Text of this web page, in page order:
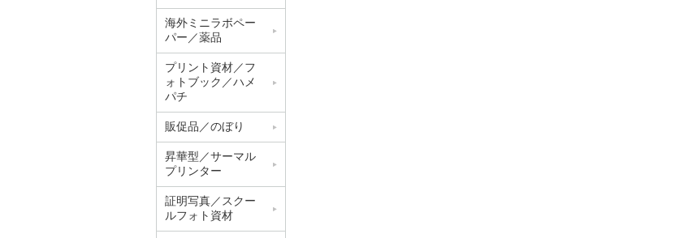
海外ミニラボペー
パー／薬品
プリント資材／フ
ォトブック／ハメ
パチ
販促品／のぼり
昇華型／サーマル
プリンター
証明写真／スクー
ルフォト資材